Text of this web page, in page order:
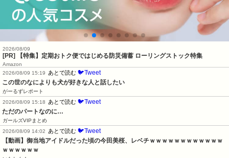
2026/08/09
[PR] 【特集】定期おトク便ではじめる防災備蓄 ローリングストック特集
Amazon
2026/08/09 15:19
あとで読む 🐦Tweet
この世のなによりも犬が好きな人と話したい
がーるずレポート
2026/08/09 15:18
あとで読む 🐦Tweet
ただのパートなのに…
ガールズVIPまとめ
2026/08/09 14:02
あとで読む 🐦Tweet
【動画】御当地アイドルだった頃の今田美桜、レベチｗｗｗｗｗｗｗｗｗｗｗｗ
ｗｗｗｗｗｗ